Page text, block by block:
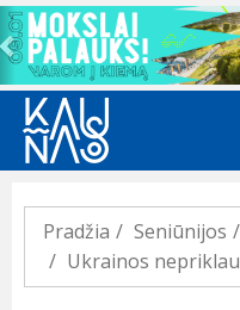
Previous
Pradžia Seniūnijos
Ukrainos